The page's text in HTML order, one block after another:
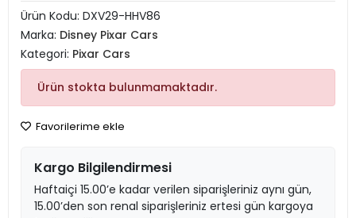
Ürün Kodu: DXV29-HHV86
Marka: Disney Pixar Cars
Kategori: Pixar Cars
Ürün stokta bulunmamaktadır.
Favorilerime ekle
Kargo Bilgilendirmesi
Haftaiçi 15.00’e kadar verilen siparişleriniz aynı gün,
15.00’den son renal siparişleriniz ertesi gün kargoya